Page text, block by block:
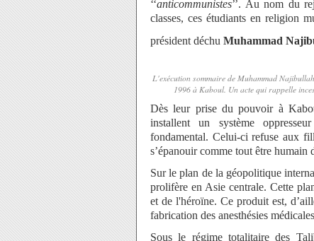
‘‘anticommunistes’’. Au nom du
classes, ces étudiants en religion
président déchu Muhammad
L'exécution sommaire de Muhammad
1996 à Kaboul. Un acte qui rappelle
Dès leur prise du pouvoir à
installent un système
fondamental. Celui-ci refuse aux
s’épanouir comme tout être humain
Sur le plan de la géopolitique
prolifère en Asie centrale. Cette
et de l'héroïne. Ce produit est,
fabrication des anesthésies
Sous le régime totalitaire des